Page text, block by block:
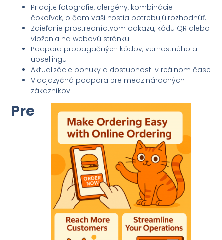
Pridajte fotografie, alergény, kombinácie –
čokoľvek, o čom vaši hostia potrebujú rozhodnúť.
Zdieľanie prostredníctvom odkazu, kódu QR alebo
vloženia na webovú stránku
Podpora propagačných kódov, vernostného a
upsellingu
Aktualizácie ponuky a dostupnosti v reálnom čase
Viacjazyčná podpora pre medzinárodných
zákazníkov
Pre